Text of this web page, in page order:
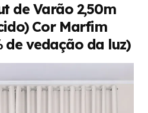
de Varão 2,50m
Cor Marfim
de vedação da luz)